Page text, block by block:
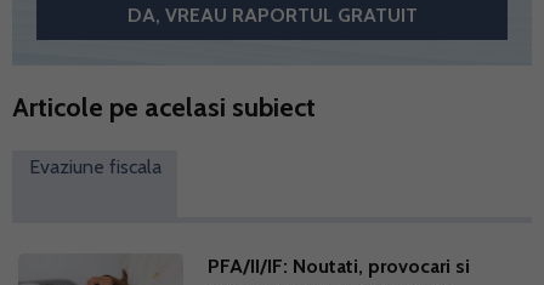
Articole pe acelasi subiect
Evaziune fiscala
PFA/II/IF: Noutati, provocari si